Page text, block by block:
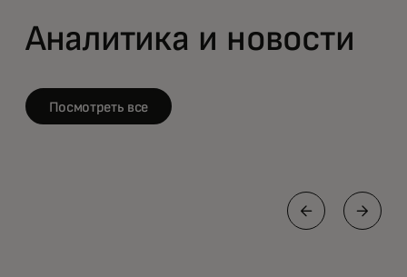
Аналитика и новости
Посмотреть все